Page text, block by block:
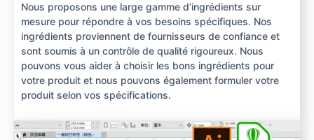
Nous proposons une large gamme d’ingrédients sur
mesure pour répondre à vos besoins spécifiques. Nos
ingrédients proviennent de fournisseurs de confiance et
sont soumis à un contrôle de qualité rigoureux. Nous
pouvons vous aider à choisir les bons ingrédients pour
votre produit et nous pouvons également formuler votre
produit selon vos spécifications.